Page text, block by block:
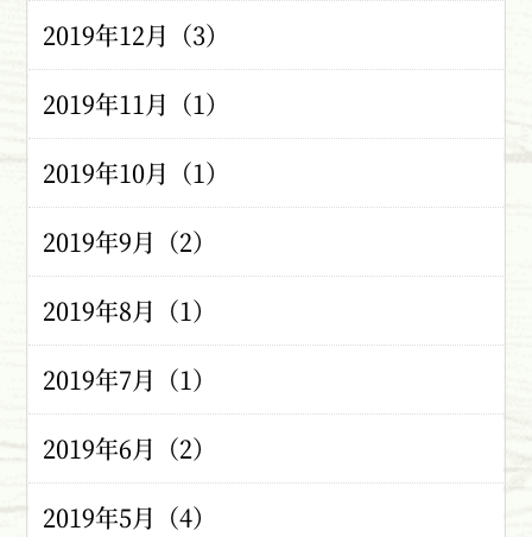
2019年12月（3）
2019年11月（1）
2019年10月（1）
2019年9月（2）
2019年8月（1）
2019年7月（1）
2019年6月（2）
2019年5月（4）